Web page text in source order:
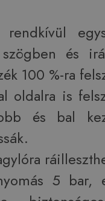
és
100 %-ra
oldalra is
és bal
5 bar,